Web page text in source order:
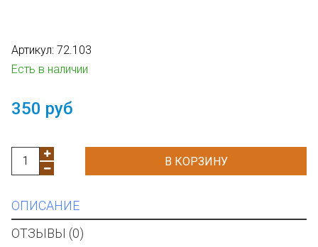
Артикул: 72.103
Есть в наличии
350 руб
В КОРЗИНУ
ОПИСАНИЕ
ОТЗЫВЫ (0)